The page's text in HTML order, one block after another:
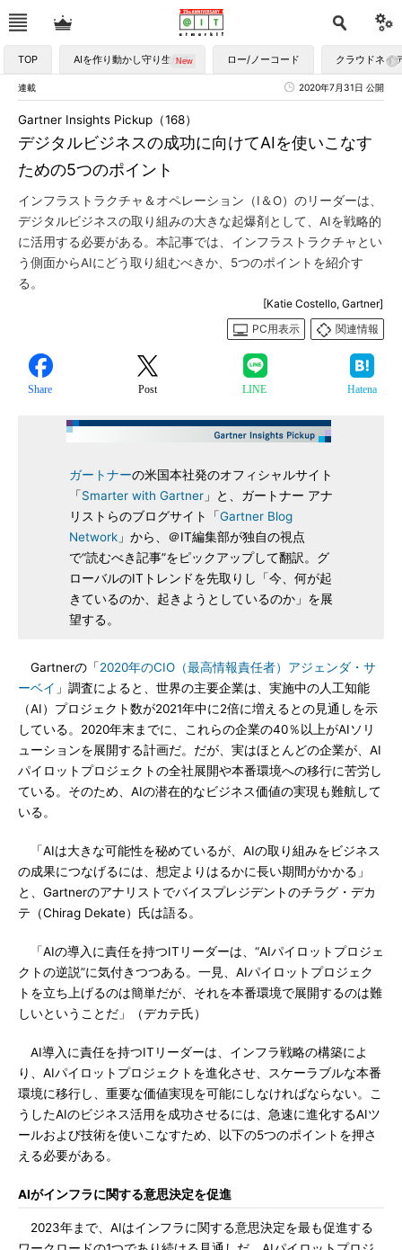
TOP AIを作り動かし守り生かす ロー/ノーコード クラウドネイ
連載 2020年7月31日 公開
デジタルビジネスの成功に向けてAIを使いこなす
ための5つのポイント
Gartner Insights Pickup（168）
インフラストラクチャ＆オペレーション（I＆O）のリーダーは、
デジタルビジネスの取り組みの大きな起爆剤として、AIを戦略的
に活用する必要がある。本記事では、インフラストラクチャとい
う側面からAIにどう取り組むべきか、5つのポイントを紹介す
る。
[Katie Costello, Gartner]
PC用表示
関連情報
Share Post LINE Hatena
ガートナーの米国本社発のオフィシャルサイト
「Smarter with Gartner」と、ガートナー アナ
リストらのブログサイト「Gartner Blog
Network」から、＠IT編集部が独自の視点
で“読むべき記事”をピックアップして翻訳。グ
ローバルのITトレンドを先取りし「今、何が起
きているのか、起きようとしているのか」を展
望する。
Gartnerの「2020年のCIO（最高情報責任者）アジェンダ・サ
ーベイ 」調査によると、世界の主要企業は、実施中の人工知能
（AI）プロジェクト数が2021年中に2倍に増えるとの見通しを示
している。2020年末までに、これらの企業の40％以上がAIソリ
ューションを展開する計画だ。だが、実はほとんどの企業が、AI
パイロットプロジェクトの全社展開や本番環境への移行に苦労し
ている。そのため、AIの潜在的なビジネス価値の実現も難航して
いる。
「AIは大きな可能性を秘めているが、AIの取り組みをビジネス
の成果につなげるには、想定よりはるかに長い期間がかかる」
と、Gartnerのアナリストでバイスプレジデントのチラグ・デカ
テ（Chirag Dekate）氏は語る。
「AIの導入に責任を持つITリーダーは、“AIパイロットプロジェ
クトの逆説”に気付きつつある。一見、AIパイロットプロジェク
トを立ち上げるのは簡単だが、それを本番環境で展開するのは難
しいということだ」（デカテ氏）
AI導入に責任を持つITリーダーは、インフラ戦略の構築によ
り、AIパイロットプロジェクトを進化させ、スケーラブルな本番
環境に移行し、重要な価値実現を可能にしなければならない。こ
うしたAIのビジネス活用を成功させるには、急速に進化するAIツ
ールおよび技術を使いこなすため、以下の5つのポイントを押さ
える必要がある。
AIがインフラに関する意思決定を促進
2023年まで、AIはインフラに関する意思決定を最も促進する